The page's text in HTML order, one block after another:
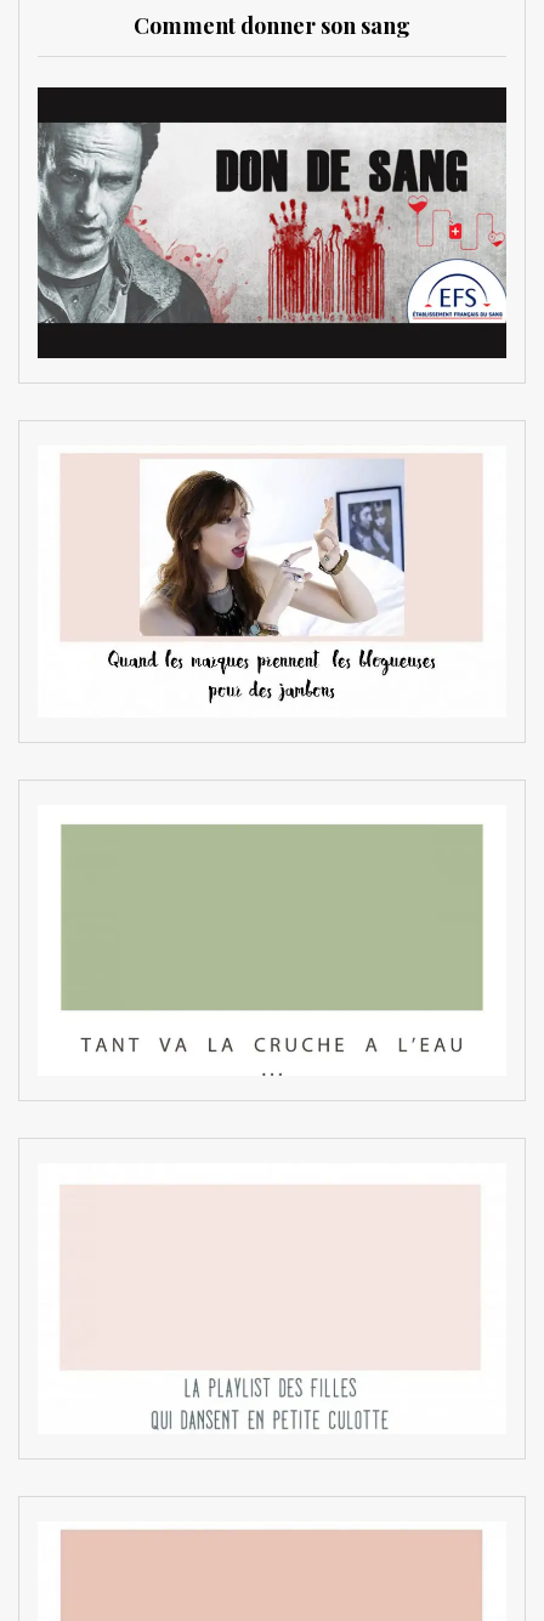
Comment donner son sang